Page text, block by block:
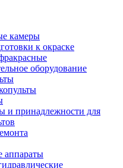
камеры
к окраске
оборудование
и принадлежности для
аппараты